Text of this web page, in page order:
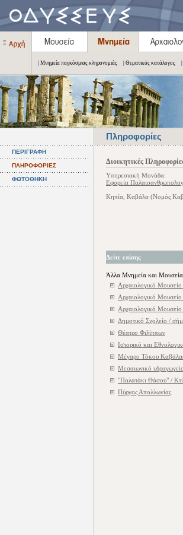
| Μνημεία παγκόσμιας κληρονομιάς | Θεματικός κατάλογος
Πληροφορίες
ΠΕΡΙΓΡΑΦΗ
ΠΛΗΡΟΦΟΡΙΕΣ
ΦΩΤΟΘΗΚΗ
Διοικητικές
Υπηρεσιακή Μονάδα:
Εφορεία
Κηπία, Καβάλα (Νομός
Δείτε επίσης
Άλλα Μνημεία και Μουσεία
Αρχαιολογικό
Αρχαιολογικό
Αρχαιολογικό
Δημοτικό Σχολείο /
Θέατρο Φιλίππων
Ιστορικό και
Μέγαρο Τόκου
Μεσαιωνικό υδραγωγείο
"Παλατάκι Θάσου" /
Πύργος Απολλωνίας